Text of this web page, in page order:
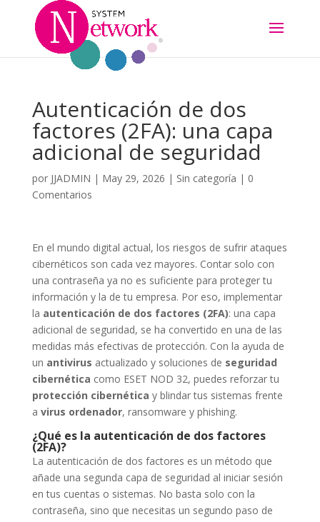
Autenticación de dos
factores (2FA): una capa
adicional de seguridad
por JJADMIN | May 29, 2026 | Sin categoría | 0
Comentarios
En el mundo digital actual, los riesgos de sufrir ataques
cibernéticos son cada vez mayores. Contar solo con
una contraseña ya no es suficiente para proteger tu
información y la de tu empresa. Por eso, implementar
la autenticación de dos factores (2FA): una capa
adicional de seguridad, se ha convertido en una de las
medidas más efectivas de protección. Con la ayuda de
un antivirus actualizado y soluciones de seguridad
cibernética como ESET NOD 32, puedes reforzar tu
protección cibernética y blindar tus sistemas frente
a virus ordenador, ransomware y phishing.
¿Qué es la autenticación de dos factores
(2FA)?
La autenticación de dos factores es un método que
añade una segunda capa de seguridad al iniciar sesión
en tus cuentas o sistemas. No basta solo con la
contraseña, sino que necesitas un segundo paso de